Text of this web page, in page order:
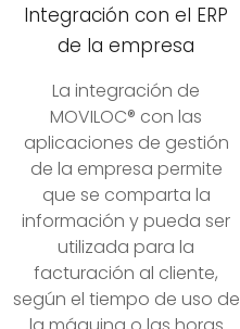
Integración con el ERP
de la empresa
La integración de
MOVILOC® con las
aplicaciones de gestión
de la empresa permite
que se comparta la
información y pueda ser
utilizada para la
facturación al cliente,
según el tiempo de uso de